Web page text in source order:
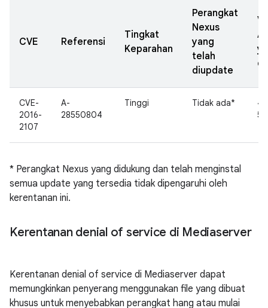
CVE Referensi
Tingkat
Keparahan
Perangkat
Nexus
yang
telah
diupdate
CVE-
2016-
2107
A-
28550804
Tinggi Tidak ada*
* Perangkat Nexus yang didukung dan telah menginstal
semua update yang tersedia tidak dipengaruhi oleh
kerentanan ini.
Kerentanan denial of service di Mediaserver
Kerentanan denial of service di Mediaserver dapat
memungkinkan penyerang menggunakan file yang dibuat
khusus untuk menyebabkan perangkat hang atau mulai